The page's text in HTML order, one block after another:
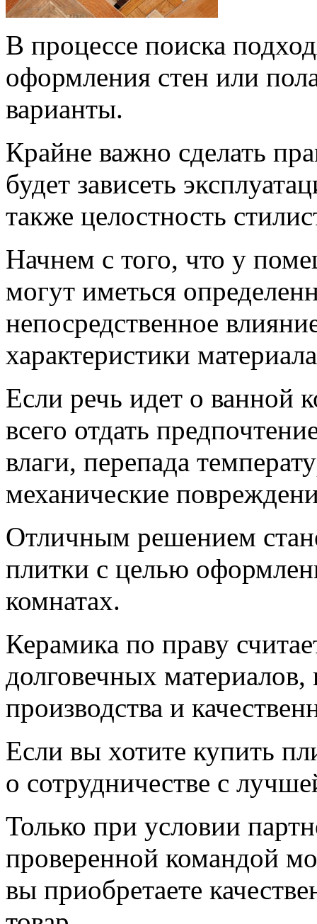
В процессе поиска
оформления стен или
варианты.
Крайне важно сделать
будет зависеть
также целостность
Начнем с того, что у
могут иметься
непосредственное
характеристики
Если речь идет о ванной
всего отдать
влаги, перепада
механические
Отличным решением
плитки с целью
комнатах.
Керамика по праву
долговечных
производства и
Если вы хотите купить
о сотрудничестве с
Только при условии
проверенной командой
вы приобретаете